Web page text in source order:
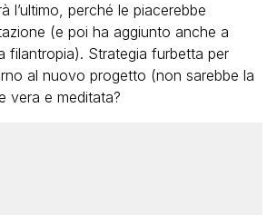
l’ultimo, perché le piacerebbe
(e poi ha aggiunto anche a
filantropia). Strategia furbetta per
al nuovo progetto (non sarebbe la
vera e meditata?